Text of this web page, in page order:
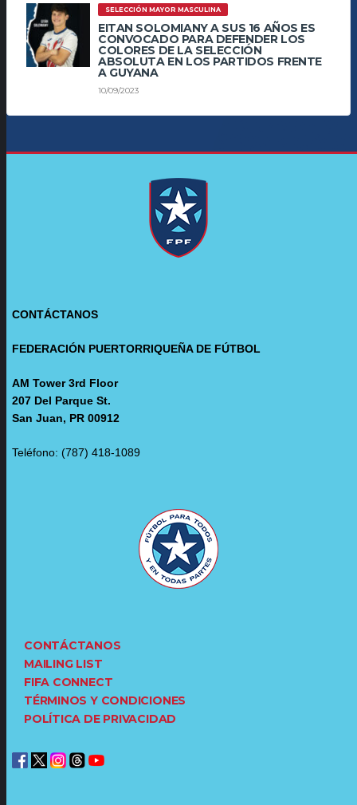
SELECCIÓN MAYOR MASCULINA
EITAN SOLOMIANY A SUS 16 AÑOS ES
CONVOCADO PARA DEFENDER LOS
COLORES DE LA SELECCIÓN
ABSOLUTA EN LOS PARTIDOS FRENTE
A GUYANA
10/09/2023
CONTÁCTANOS
FEDERACIÓN PUERTORRIQUEÑA DE FÚTBOL
AM Tower 3rd Floor
207 Del Parque St.
San Juan, PR 00912
Teléfono: (787) 418-1089
CONTÁCTANOS
MAILING LIST
FIFA CONNECT
TÉRMINOS Y CONDICIONES
POLÍTICA DE PRIVACIDAD